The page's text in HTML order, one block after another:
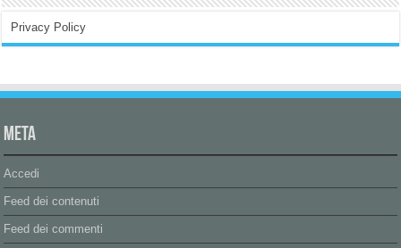
Privacy Policy
Meta
Accedi
Feed dei contenuti
Feed dei commenti